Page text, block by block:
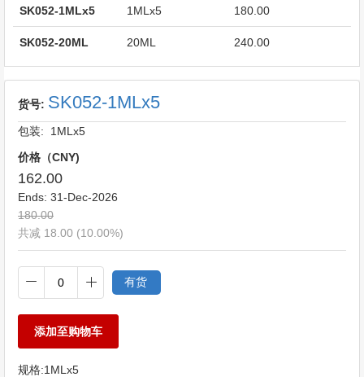
SK052-1MLx5 1MLx5 180.00
SK052-20ML 20ML 240.00
货号: SK052-1MLx5
包装: 1MLx5
价格（CNY)
162.00
Ends: 31-Dec-2026
180.00
共减 18.00 (10.00%)
有货
添加至购物车
规格:1MLx5